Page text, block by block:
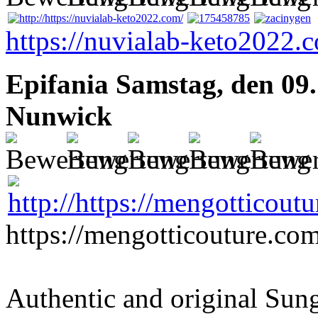
https://nuvialab-
Epifania Samstag, den
Nunwick
https://
Authentic and original